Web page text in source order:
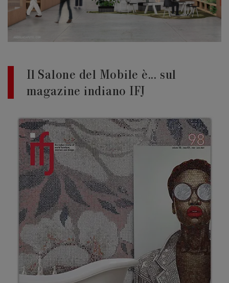
Edizione
Il Salone del Mobile è... sul
magazine indiano IFJ